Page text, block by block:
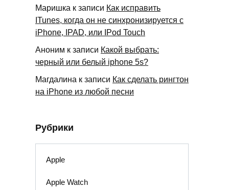
Маришка к записи Как исправить
ITunes, когда он не синхронизируется с
iPhone, IPAD, или IPod Touch
Аноним к записи Какой выбрать:
черный или белый iphone 5s?
Магдалина к записи Как сделать рингтон
на iPhone из любой песни
Рубрики
Apple
Apple Watch